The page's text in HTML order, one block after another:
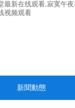
最新在线观看,寂寞
视频观看
新聞動態